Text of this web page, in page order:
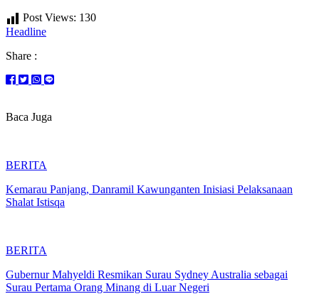
Post Views: 130
Headline
Share :
Baca Juga
BERITA
Kemarau Panjang, Danramil Kawunganten Inisiasi Pelaksanaan
Shalat Istisqa
BERITA
Gubernur Mahyeldi Resmikan Surau Sydney Australia sebagai
Surau Pertama Orang Minang di Luar Negeri